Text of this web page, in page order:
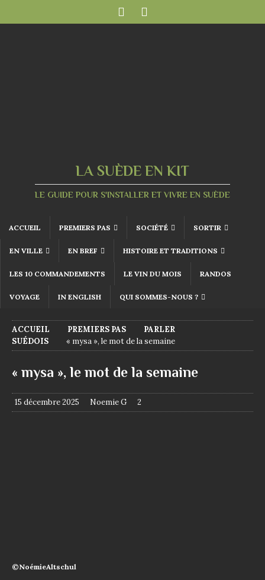
LA SUÈDE EN KIT
LE GUIDE POUR S'INSTALLER ET VIVRE EN SUÈDE
ACCUEIL PREMIERS PAS SOCIÉTÉ SORTIR
EN VILLE EN BREF HISTOIRE ET TRADITIONS
LES 10 COMMANDEMENTS LE VIN DU MOIS RANDOS
VOYAGE IN ENGLISH QUI SOMMES-NOUS ?
ACCUEIL PREMIERS PAS
PARLER
SUÉDOIS
« mysa », le mot de la semaine
« mysa », le mot de la semaine
15 décembre 2025 Noemie G 2
©NoémieAltschul